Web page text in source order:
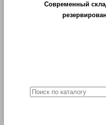
Современный